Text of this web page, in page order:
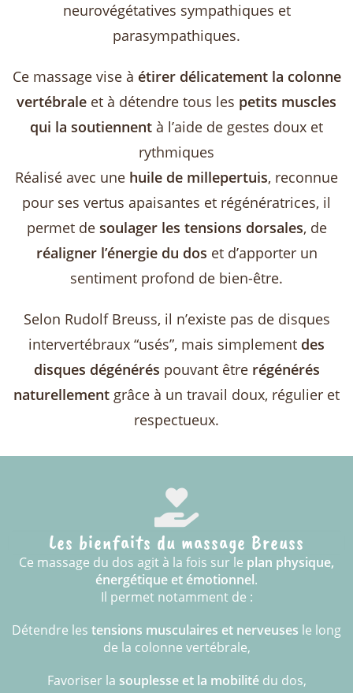
neurovégétatives sympathiques et
parasympathiques.
Ce massage vise à étirer délicatement la colonne
vertébrale et à détendre tous les petits muscles
qui la soutiennent à l’aide de gestes doux et
rythmiques
Réalisé avec une huile de millepertuis, reconnue
pour ses vertus apaisantes et régénératrices, il
permet de soulager les tensions dorsales, de
réaligner l’énergie du dos et d’apporter un
sentiment profond de bien-être.
Selon Rudolf Breuss, il n’existe pas de disques
intervertébraux “usés”, mais simplement des
disques dégénérés pouvant être régénérés
naturellement grâce à un travail doux, régulier et
respectueux.
Les bienfaits du massage Breuss
Ce massage du dos agit à la fois sur le plan physique,
énergétique et émotionnel.
Il permet notamment de :
Détendre les tensions musculaires et nerveuses le long
de la colonne vertébrale,
Favoriser la souplesse et la mobilitédu dos,